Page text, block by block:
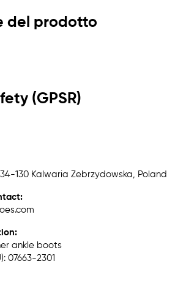
del prodotto
(GPSR)
130 Kalwaria Zebrzydowska, Poland
ankle boots
07663-2301